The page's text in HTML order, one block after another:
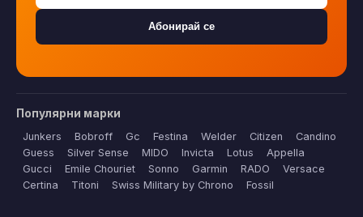
Абонирай се
Популярни марки
Junkers Bobroff Gc Festina Welder Citizen
Candino
Guess
Silver Sense MIDO Invicta Lotus
Appella
Gucci
Emile Chouriet Sonno Garmin RADO
Versace
Certina
Titoni Swiss Military by Chrono Fossil